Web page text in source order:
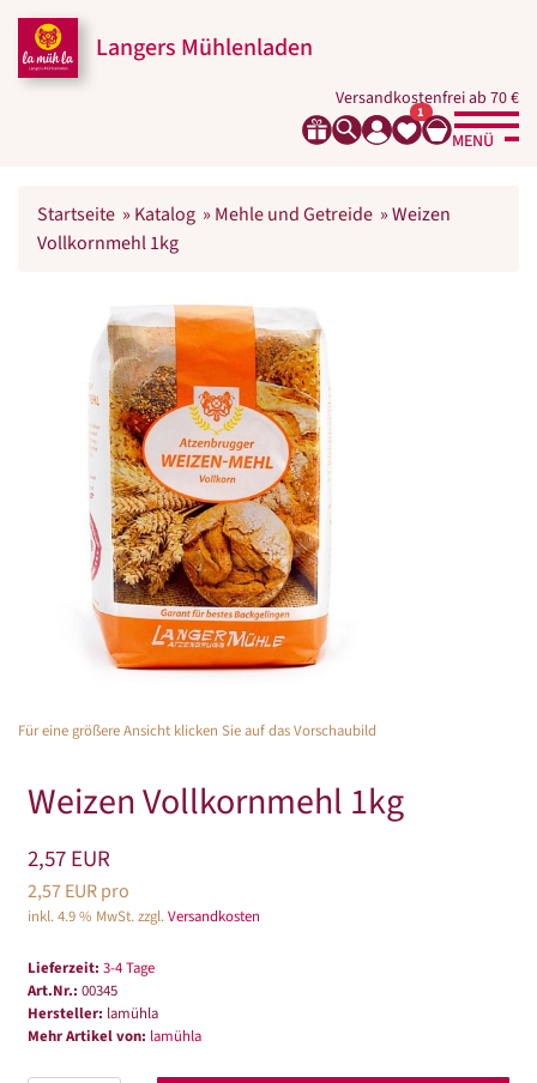
Langers Mühlenladen
Versandkostenfrei ab 70 €
1
MENÜ
Startseite » Katalog » Mehle und Getreide »Weizen
Vollkornmehl 1kg
Für eine größere Ansicht klicken Sie auf das Vorschaubild
Weizen Vollkornmehl 1kg
2,57 EUR
2,57 EUR pro
inkl. 4.9 % MwSt. zzgl.Versandkosten
Lieferzeit: 3-4 Tage
Art.Nr.: 00345
Hersteller: lamühla
Mehr Artikel von: lamühla